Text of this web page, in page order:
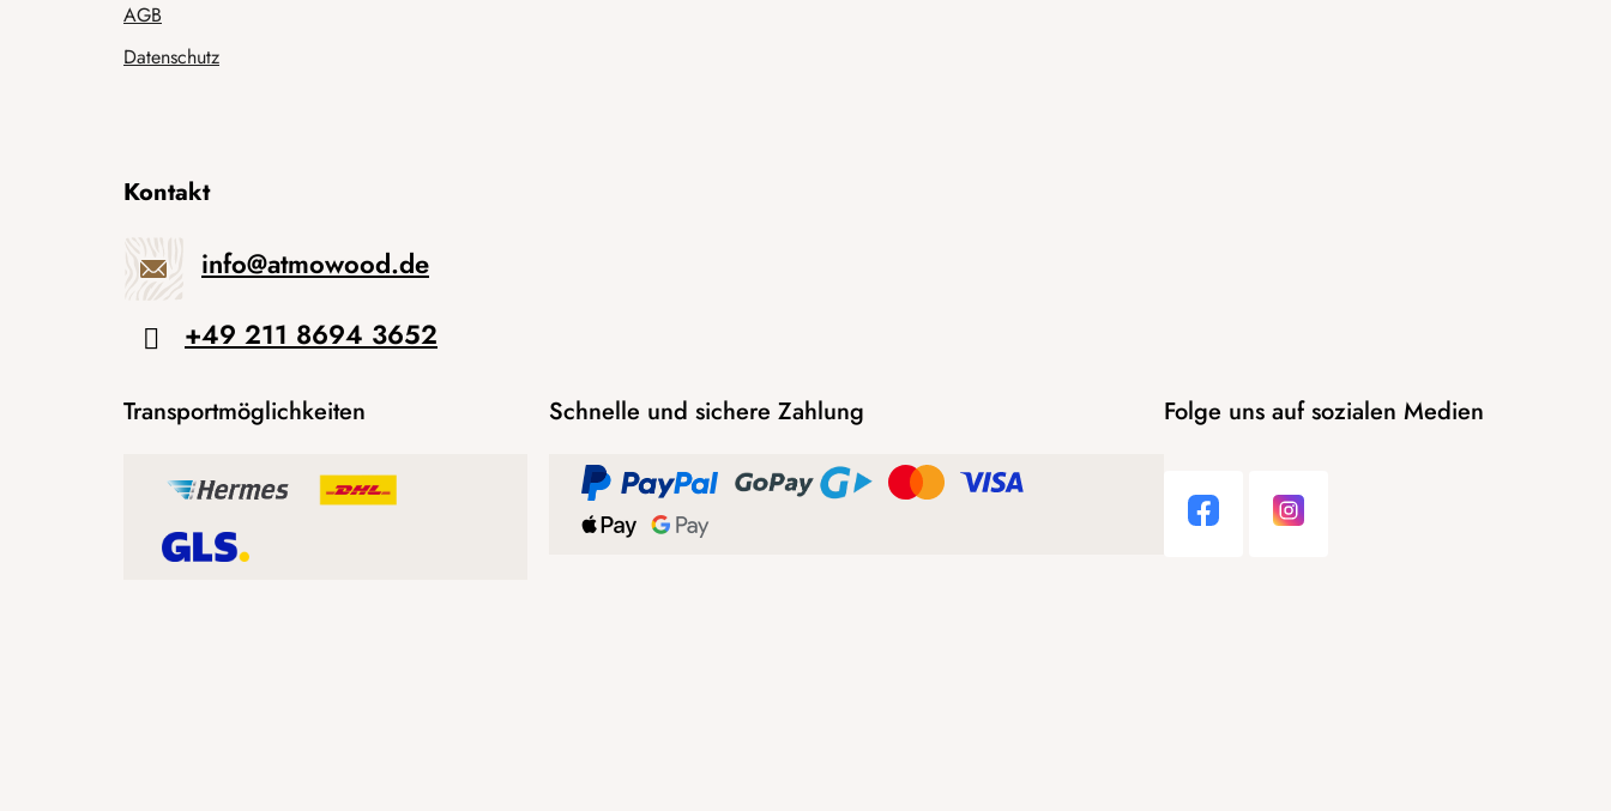
AGB
Datenschutz
Kontakt
info@atmowood.de
+49 211 8694 3652
Transportmöglichkeiten Schnelle und sichere Zahlung Folge uns auf sozialen Medien